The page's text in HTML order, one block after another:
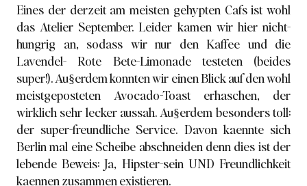
Eines der derzeit am meisten gehypten Cafs ist wohl
das Atelier September. Leider kamen wir hier nicht-
hungrig an, sodass wir nur den Kaffee und die
Lavendel- Rote Bete-Limonade testeten (beides
super!). Au§erdem konnten wir einen Blick auf den wohl
meistgeposteten Avocado-Toast erhaschen, der
wirklich sehr lecker aussah. Au§erdem besonders toll:
der super-freundliche Service. Davon kaennte sich
Berlin mal eine Scheibe abschneiden denn dies ist der
lebende Beweis: Ja, Hipster-sein UND Freundlichkeit
kaennen zusammen existieren.